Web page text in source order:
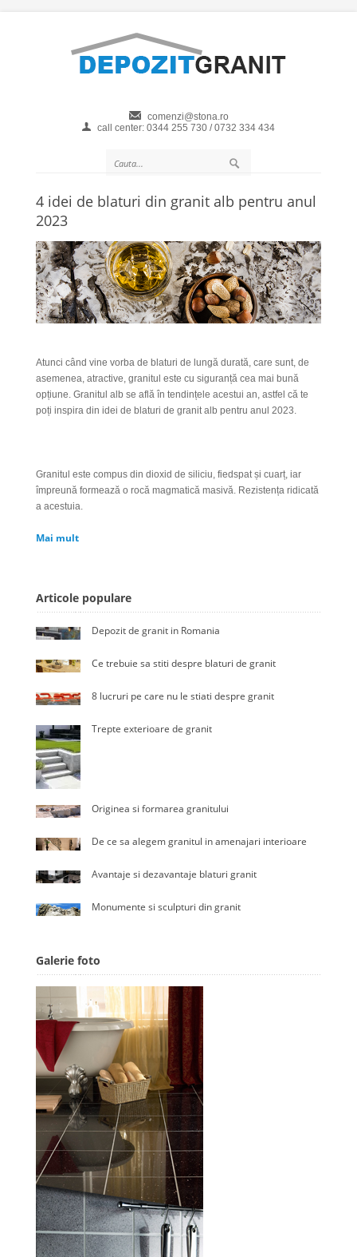
comenzi@stona.ro
call center: 0344 255 730 / 0732 334 434
4 idei de blaturi din granit alb pentru anul
2023
Atunci când vine vorba de blaturi de lungă durată, care sunt, de
asemenea, atractive, granitul este cu siguranță cea mai bună
opțiune. Granitul alb se află în tendințele acestui an, astfel că te
poți inspira din idei de blaturi de granit alb pentru anul 2023.
Granitul este compus din dioxid de siliciu, fiedspat și cuarț, iar
împreună formează o rocă magmatică masivă. Rezistența ridicată
a acestuia.
Mai mult
Articole populare
Depozit de granit in Romania
Ce trebuie sa stiti despre blaturi de granit
8 lucruri pe care nu le stiati despre granit
Trepte exterioare de granit
Originea si formarea granitului
De ce sa alegem granitul in amenajari interioare
Avantaje si dezavantaje blaturi granit
Monumente si sculpturi din granit
Galerie foto